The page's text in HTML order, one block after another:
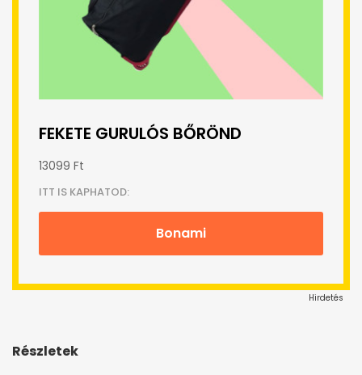
FEKETE GURULÓS BŐRÖND
13099 Ft
ITT IS KAPHATOD:
Bonami
Hirdetés
Részletek